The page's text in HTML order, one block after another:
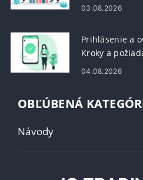
03.08.2026
Prihlásenie a
Kroky a
04.08.2026
OBĽÚBENÁ
Návody